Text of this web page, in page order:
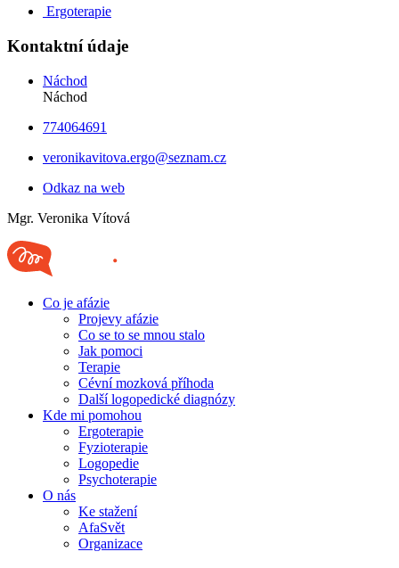
Ergoterapie
Kontaktní údaje
Náchod
Náchod
774064691
veronikavitova.ergo@seznam.cz
Odkaz na web
Mgr. Veronika Vítová
Co je afázie
Projevy afázie
Co se to se mnou stalo
Jak pomoci
Terapie
Cévní mozková příhoda
Další logopedické diagnózy
Kde mi pomohou
Ergoterapie
Fyzioterapie
Logopedie
Psychoterapie
O nás
Ke stažení
AfaSvět
Organizace